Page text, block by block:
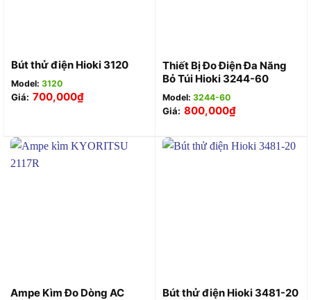
Bút thử điện Hioki 3120
Model: 3120
Giá: 700,000₫
Thiết Bị Đo Điện Đa Năng
Bỏ Túi Hioki 3244-60
Model: 3244-60
Giá: 800,000₫
Ampe Kìm Đo Dòng AC
Bút thử điện Hioki 3481-20